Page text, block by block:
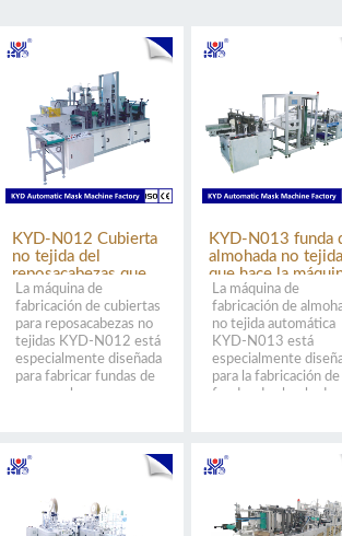
KYD-N012 Cubierta
no tejida del
reposacabezas que
hace la máquina
La máquina de
fabricación de cubiertas
para reposacabezas no
tejidas KYD-N012 está
especialmente diseñada
para fabricar fundas de
reposacabezas
KYD-N013 funda
almohada no tejida
que hace la
La máquina de
fabricación de
no tejida automática
KYD-N013 está
especialmente
para la fabricación de
fundas de almohada